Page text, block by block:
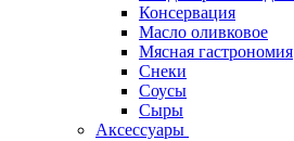
Консервация
Масло оливковое
Мясная гастрономия
Снеки
Соусы
Сыры
Аксессуары